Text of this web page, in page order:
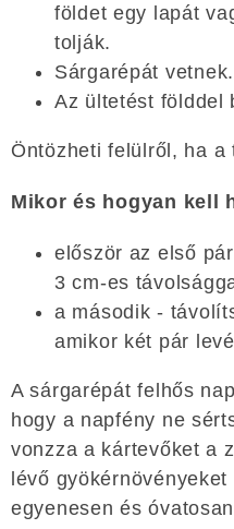
földet egy lapát
tolják.
Sárgarépát vetnek.
Az ültetést földdel
Öntözheti felülről, ha a
Mikor és hogyan kell
először az első
3 cm-es
a második -
amikor két pár
A sárgarépát felhős
hogy a napfény ne
vonzza a kártevőket a
lévő
egyenesen és